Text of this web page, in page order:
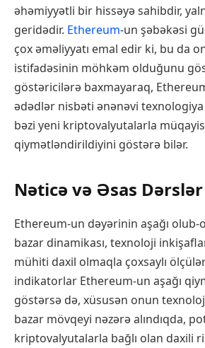
əhəmiyyətli bir hissəyə sahibdir,
geridədir. Ethereum-un şəbəkəsi
çox əməliyyatı emal edir ki, bu da
istifadəsinin möhkəm olduğunu
göstəricilərə baxmayaraq,
ədədlər nisbəti ənənəvi
bəzi yeni kriptovalyutalarla
qiymətləndirildiyini göstərə bilər.
Nəticə və Əsas Dərslər
Ethereum-un dəyərinin aşağı olub-
bazar dinamikası, texnoloji
mühiti daxil olmaqla çoxsaylı
indikatorlar Ethereum-un aşağı
göstərsə də, xüsusən onun
bazar mövqeyi nəzərə alındıqda,
kriptovalyutalarla bağlı olan daxili